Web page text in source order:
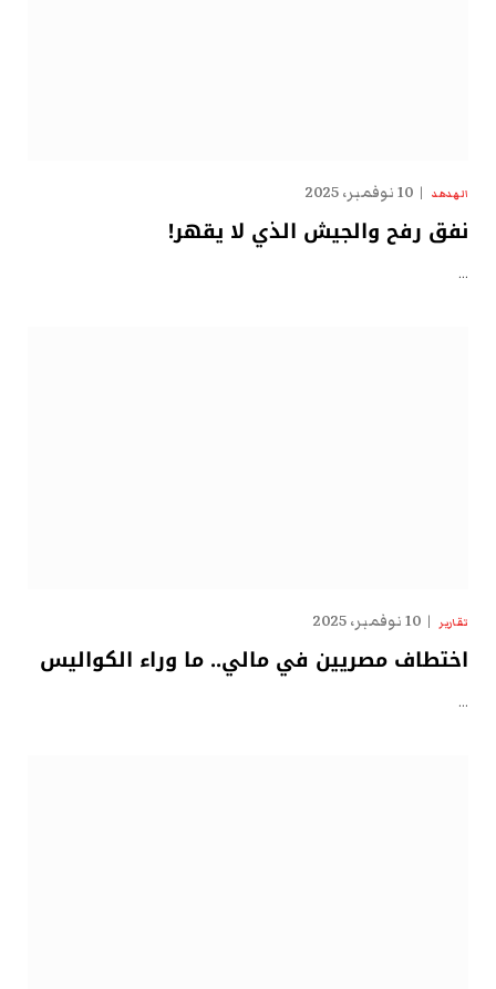
الهدهد 10 نوفمبر، 2025
نفق رفح والجيش الذي لا يقهر!
…
تقارير 10 نوفمبر، 2025
اختطاف مصريين في مالي.. ما وراء الكواليس
…